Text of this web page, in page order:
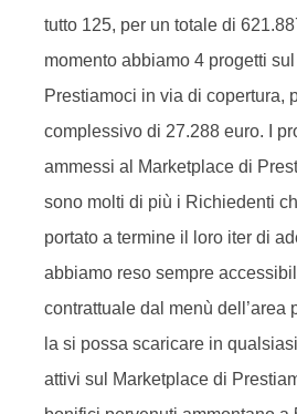
tutto 125, per un totale di
momento abbiamo 4 progetti
Prestiamoci in via di copertura,
complessivo di 27.288 euro. I
ammessi al Marketplace di
sono molti di più i Richiedenti
portato a termine il loro iter di
abbiamo reso sempre
contrattuale dal menù dell’area
la si possa scaricare in
attivi sul Marketplace di